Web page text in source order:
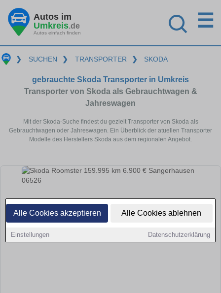
Alle Cookies akzeptieren Alle Cookies ablehnen
Einstellungen Datenschutzerklärung
Autos im
Umkreis.de
Autos einfach finden
☰
❯ SUCHEN ❯ TRANSPORTER ❯ SKODA
gebrauchte Skoda Transporter in Umkreis
Transporter von Skoda als Gebrauchtwagen &
Jahreswagen
Mit der Skoda-Suche findest du gezielt Transporter von Skoda als
Gebrauchtwagen oder Jahreswagen. Ein Überblick der atuellen Transporter
Modelle des Herstellers Skoda aus dem regionalen Angebot.